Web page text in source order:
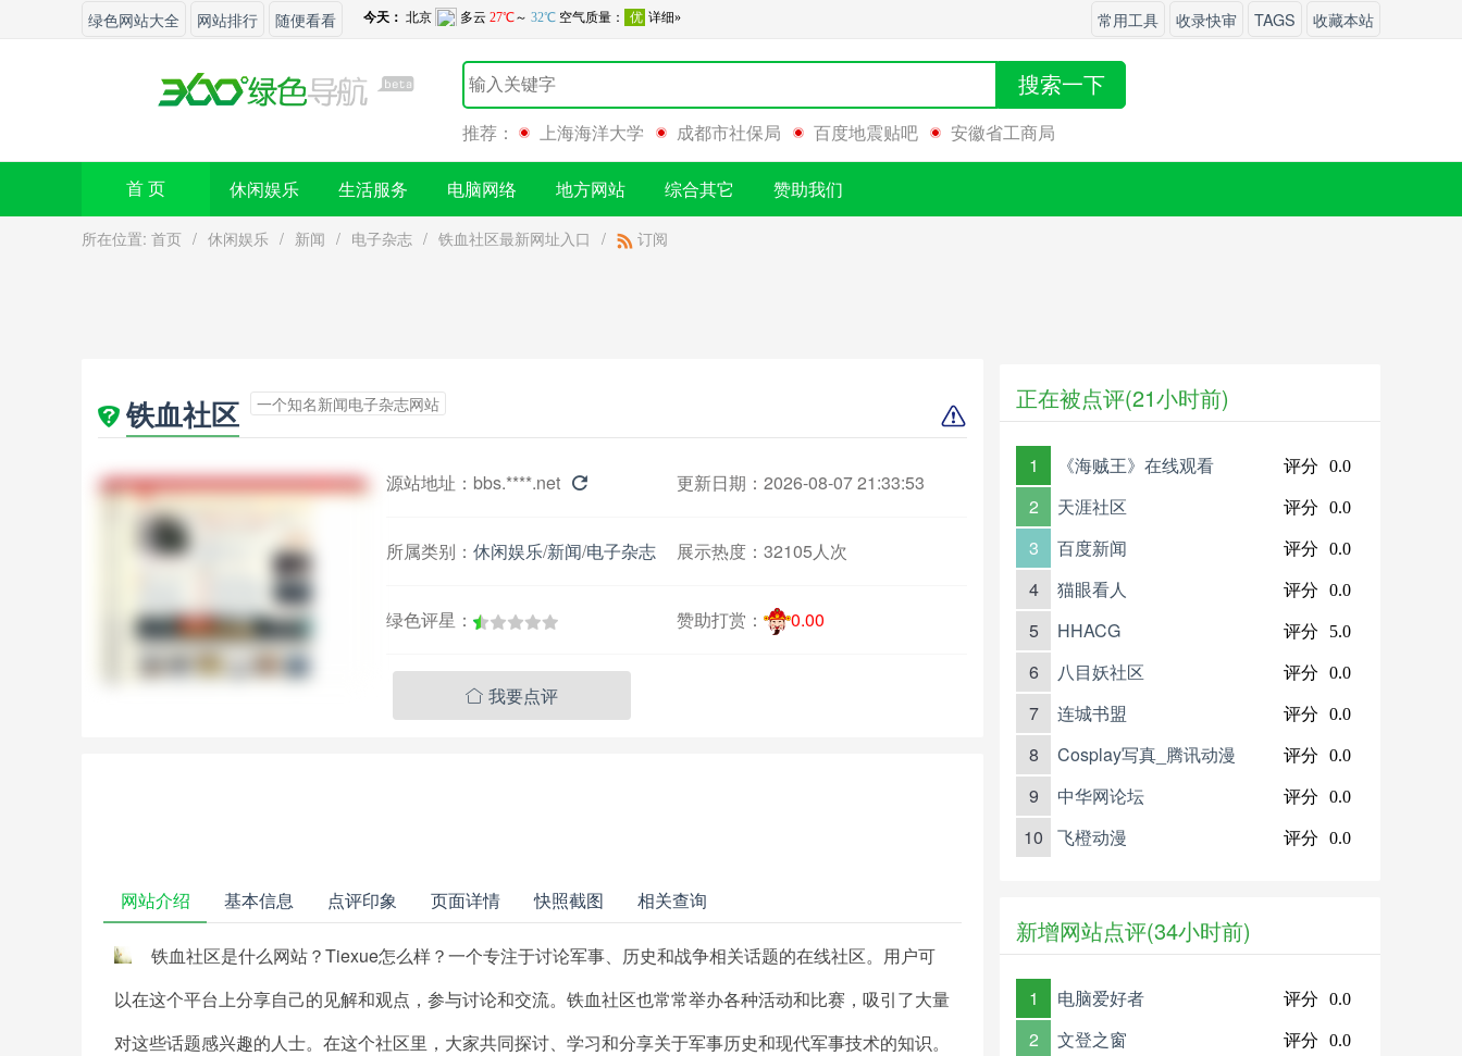
绿色网站大全 网站排行 随便看看 常用工具 收录快审 TAGS 收藏本站
搜索一下
推荐： 上海海洋大学 成都市社保局 百度地震贴吧 安徽省工商局
首 页 休闲娱乐 生活服务 电脑网络 地方网站 综合其它 赞助我们
所在位置: 首页 / 休闲娱乐 / 新闻 / 电子杂志 / 铁血社区最新网址入口 / 订阅
铁血社区 一个知名新闻电子杂志网站
源站地址： bbs.****.net  更新日期：2026-08-07 21:33:53
所属类别： 休闲娱乐/新闻/电子杂志 展示热度： 32105人次
绿色评星： 赞助打赏： 0.00
 我要点评
网站介绍 基本信息 点评印象 页面详情 快照截图 相关查询
铁血社区是什么网站？Tiexue怎么样？一个专注于讨论军事、历史和战争相关话题的在线社区。用户可
以在这个平台上分享自己的见解和观点，参与讨论和交流。铁血社区也常常举办各种活动和比赛，吸引了大量
对这些话题感兴趣的人士。在这个社区里，大家共同探讨、学习和分享关于军事历史和现代军事技术的知识。
正在被点评(21小时前)
1 《海贼王》在线观看 评分 0.0
2 天涯社区 评分 0.0
3 百度新闻 评分 0.0
4 猫眼看人 评分 0.0
5 HHACG 评分 5.0
6 八目妖社区 评分 0.0
7 连城书盟 评分 0.0
8 Cosplay写真_腾讯动漫 评分 0.0
9 中华网论坛 评分 0.0
10 飞橙动漫 评分 0.0
新增网站点评(34小时前)
1 电脑爱好者 评分 0.0
2 文登之窗 评分 0.0